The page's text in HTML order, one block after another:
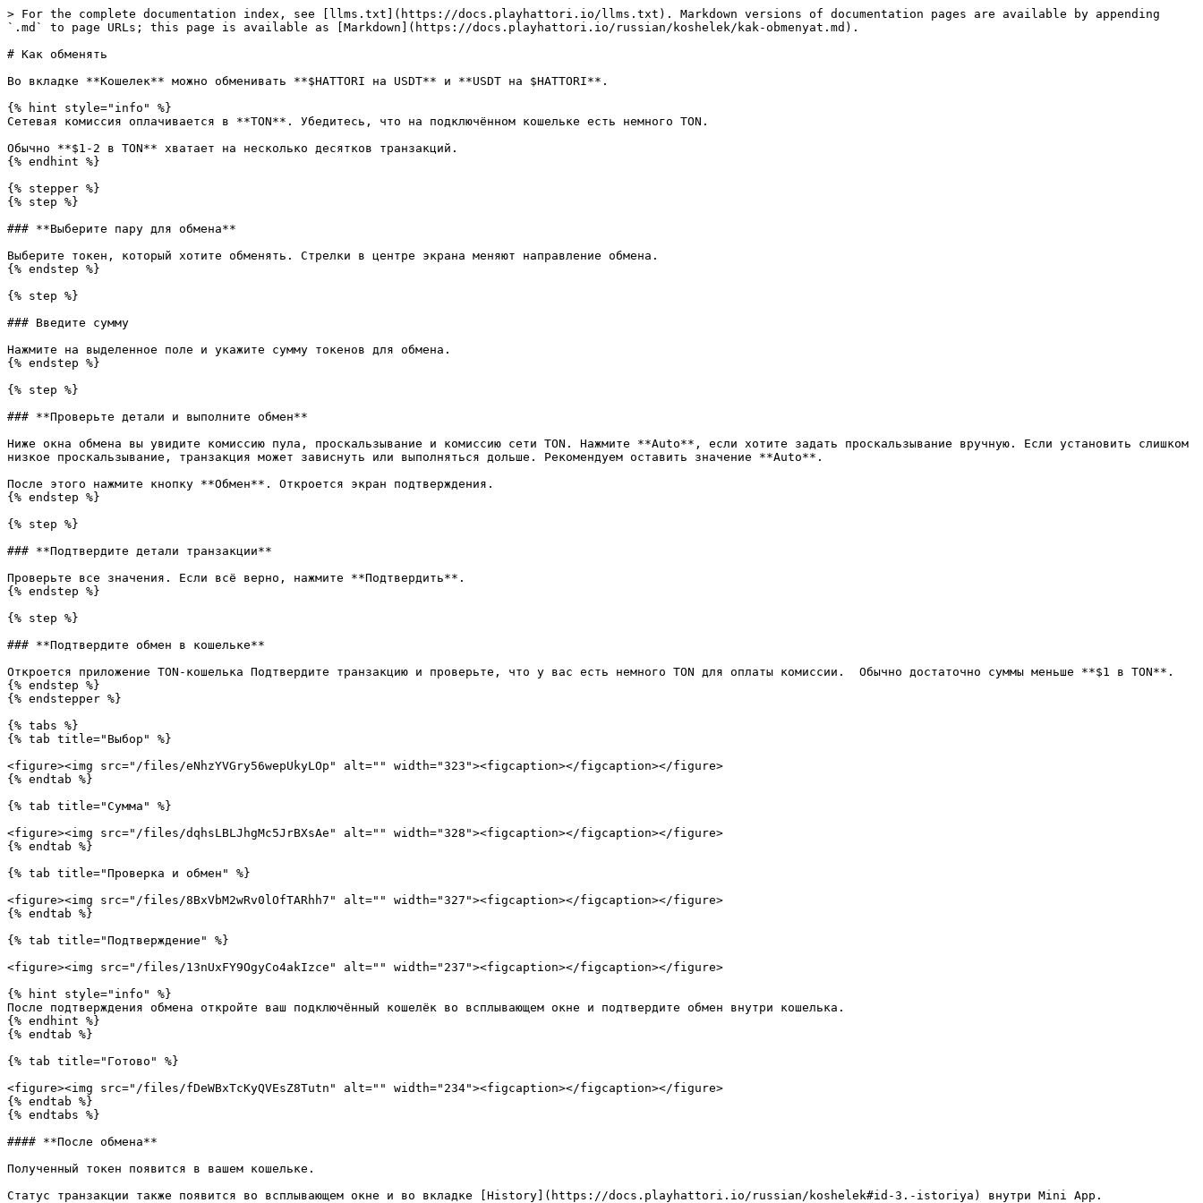
> For the complete documentation index, see [llms.txt](https://docs.playhattori.io/llms.txt). Markdown versions of documentation pages are available by appending
`.md` to page URLs; this page is available as [Markdown](https://docs.playhattori.io/russian/koshelek/kak-obmenyat.md).
# Как обменять
Во вкладке **Кошелек** можно обменивать **$HATTORI на USDT** и **USDT на $HATTORI**.
{% hint style="info" %}
Сетевая комиссия оплачивается в **TON**. Убедитесь, что на подключённом кошельке есть немного TON.
Обычно **$1-2 в TON** хватает на несколько десятков транзакций.
{% endhint %}
{% stepper %}
{% step %}
### **Выберите пару для обмена**
Выберите токен, который хотите обменять. Стрелки в центре экрана меняют направление обмена.
{% endstep %}
{% step %}
### Введите сумму
Нажмите на выделенное поле и укажите сумму токенов для обмена.
{% endstep %}
{% step %}
### **Проверьте детали и выполните обмен**
Ниже окна обмена вы увидите комиссию пула, проскальзывание и комиссию сети TON. Нажмите **Auto**, если хотите задать проскальзывание вручную. Если установить слишком
низкое проскальзывание, транзакция может зависнуть или выполняться дольше. Рекомендуем оставить значение **Auto**.
После этого нажмите кнопку **Обмен**. Откроется экран подтверждения.
{% endstep %}
{% step %}
### **Подтвердите детали транзакции**
Проверьте все значения. Если всё верно, нажмите **Подтвердить**.
{% endstep %}
{% step %}
### **Подтвердите обмен в кошельке**
Откроется приложение TON-кошелька Подтвердите транзакцию и проверьте, что у вас есть немного TON для оплаты комиссии.  Обычно достаточно суммы меньше **$1 в TON**.
{% endstep %}
{% endstepper %}
{% tabs %}
{% tab title="Выбор" %}
<figure><img src="/files/eNhzYVGry56wepUkyLOp" alt="" width="323"><figcaption></figcaption></figure>
{% endtab %}
{% tab title="Сумма" %}
<figure><img src="/files/dqhsLBLJhgMc5JrBXsAe" alt="" width="328"><figcaption></figcaption></figure>
{% endtab %}
{% tab title="Проверка и обмен" %}
<figure><img src="/files/8BxVbM2wRv0lOfTARhh7" alt="" width="327"><figcaption></figcaption></figure>
{% endtab %}
{% tab title="Подтверждение" %}
<figure><img src="/files/13nUxFY9OgyCo4akIzce" alt="" width="237"><figcaption></figcaption></figure>
{% hint style="info" %}
После подтверждения обмена откройте ваш подключённый кошелёк во всплывающем окне и подтвердите обмен внутри кошелька.
{% endhint %}
{% endtab %}
{% tab title="Готово" %}
<figure><img src="/files/fDeWBxTcKyQVEsZ8Tutn" alt="" width="234"><figcaption></figcaption></figure>
{% endtab %}
{% endtabs %}
#### **После обмена**
Полученный токен появится в вашем кошельке.
Статус транзакции также появится во всплывающем окне и во вкладке [History](https://docs.playhattori.io/russian/koshelek#id-3.-istoriya) внутри Mini App.